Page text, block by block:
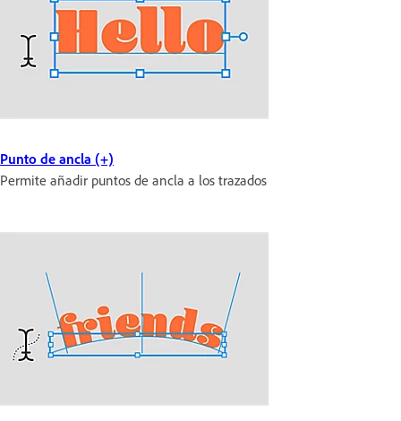
Punto de ancla (+)
Permite añadir puntos de ancla a los trazados